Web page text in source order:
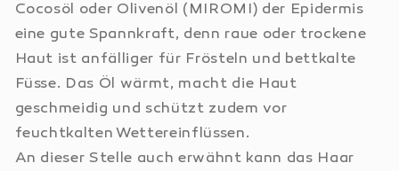
Cocosöl oder Olivenöl (MIROMI) der Epidermis
eine gute Spannkraft, denn raue oder trockene
Haut ist anfälliger für Frösteln und bettkalte
Füsse. Das Öl wärmt, macht die Haut
geschmeidig und schützt zudem vor
feuchtkalten Wettereinflüssen.
An dieser Stelle auch erwähnt kann das Haar